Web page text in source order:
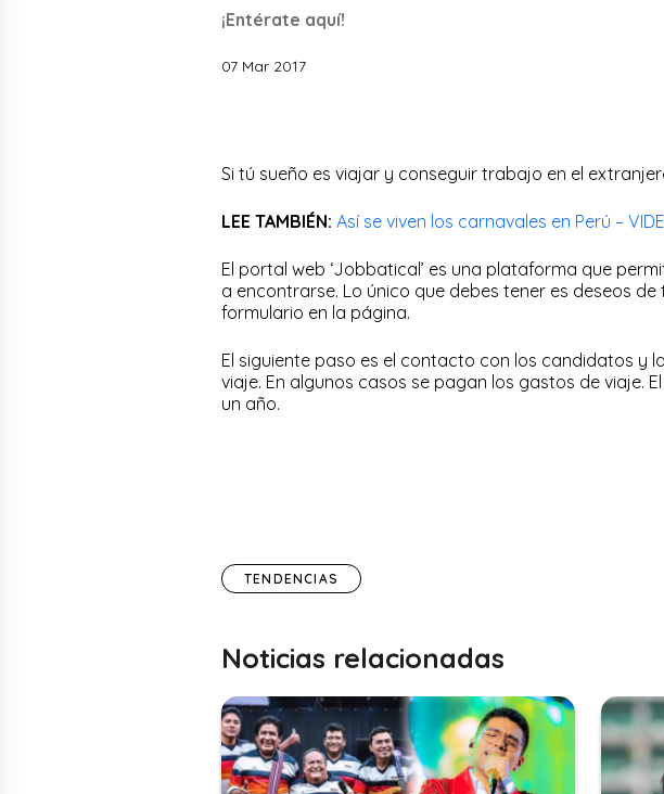
¡Entérate aquí!
07 Mar 2017
Si tú sueño es viajar y conseguir trabajo en el
LEE TAMBIÉN: Así se viven los carnavales en Perú –
El portal web ‘Jobbatical’ es una plataforma que
a encontrarse. Lo único que debes tener es deseos
formulario en la página.
El siguiente paso es el contacto con los candidatos y
viaje. En algunos casos se pagan los gastos de viaje.
un año.
TENDENCIAS
Noticias relacionadas